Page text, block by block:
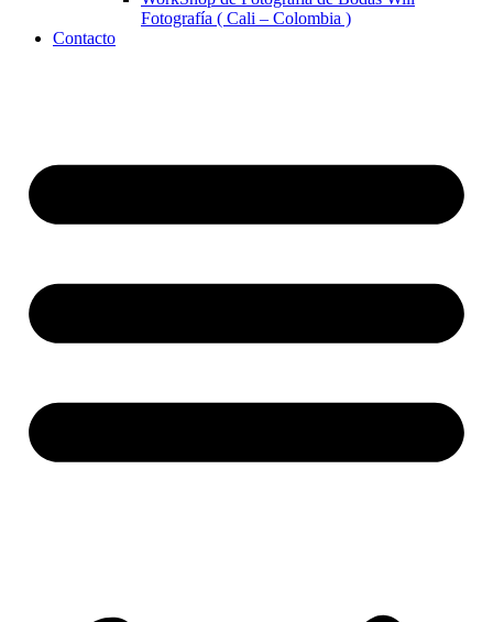
Fotografía ( Cali – Colombia )
Contacto